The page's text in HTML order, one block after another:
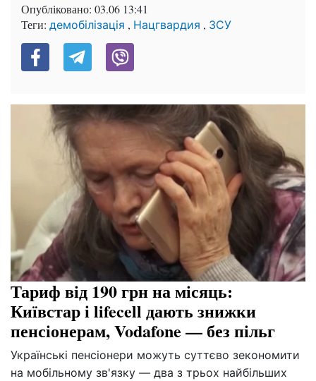
Опубліковано: 03.06 13:41
Теги: демобілізація , Нацгвардия , ЗСУ
Тариф від 190 грн на місяць:
Київстар і lifecell дають знижки
пенсіонерам, Vodafone — без пільг
Українські пенсіонери можуть суттєво зекономити
на мобільному зв'язку — два з трьох найбільших